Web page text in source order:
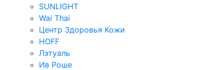
SUNLIGHT
Wai Thai
Центр Здоровья Кожи
HOFF
Лэтуаль
Ив Роше